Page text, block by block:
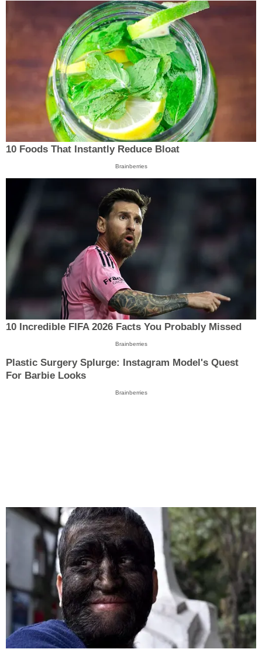
10 Foods That Instantly Reduce Bloat
Brainberries
10 Incredible FIFA 2026 Facts You Probably Missed
Brainberries
Plastic Surgery Splurge: Instagram Model's Quest
For Barbie Looks
Brainberries